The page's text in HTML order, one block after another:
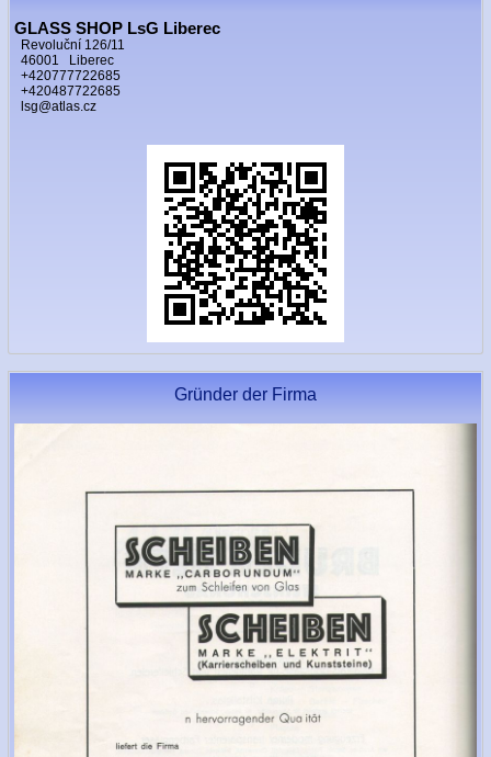
GLASS SHOP LsG Liberec
Revoluční 126/11
46001 Liberec
+420777722685
+420487722685
lsg@atlas.cz
Gründer der Firma